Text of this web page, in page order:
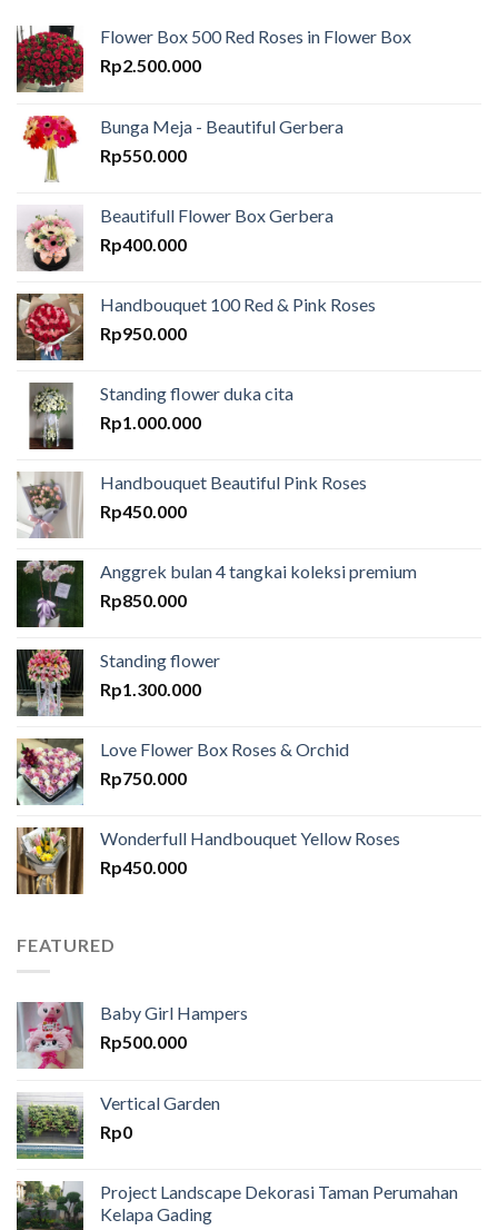
Flower Box 500 Red Roses in Flower Box
Rp2.500.000
Bunga Meja - Beautiful Gerbera
Rp550.000
Beautifull Flower Box Gerbera
Rp400.000
Handbouquet 100 Red & Pink Roses
Rp950.000
Standing flower duka cita
Rp1.000.000
Handbouquet Beautiful Pink Roses
Rp450.000
Anggrek bulan 4 tangkai koleksi premium
Rp850.000
Standing flower
Rp1.300.000
Love Flower Box Roses & Orchid
Rp750.000
Wonderfull Handbouquet Yellow Roses
Rp450.000
FEATURED
Baby Girl Hampers
Rp500.000
Vertical Garden
Rp0
Project Landscape Dekorasi Taman Perumahan
Kelapa Gading